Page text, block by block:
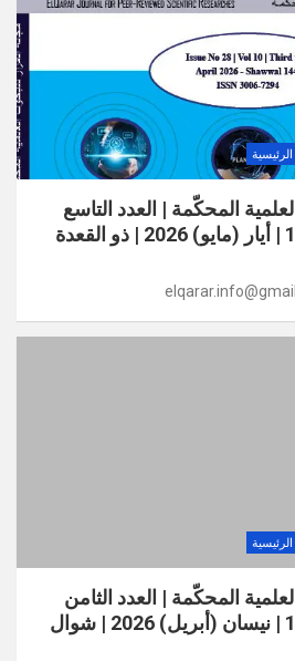
الرئيسية
المحكّمة | العدد التاسع
والعشرون | المجلد 10 | أيار (مايو) 2026 | ذو القعدة
الرئيسية
المحكّمة | العدد الثامن
والعشرون | المجلد 10 | نيسان (أبريل) 2026 | شوال